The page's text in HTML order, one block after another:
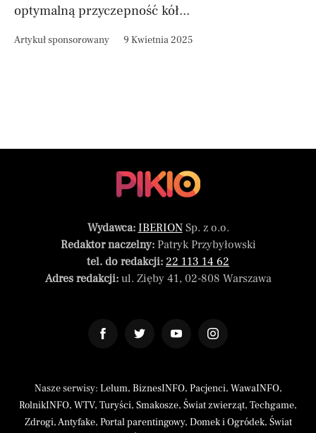
optymalną przyczepność kół...
Artykuł sponsorowany 9 Kwietnia 2025
Wydawca: IBERIONSp. z o.o.
Redaktor naczelny:Patryk Przybyłowski
tel. do redakcji: 22 113 14 62
Adres redakcji:ul. Zięby 41, 02-808 Warszawa
Nasze serwisy: Lelum, BiznesINFO, Pacjenci, WawaINFO,
RolnikINFO, WTV, Turyści, Smakosze, Świat zwierząt, Techgame,
Zdrogi,Antyfake, Portal parentingowy, Domek i Ogródek, Świat